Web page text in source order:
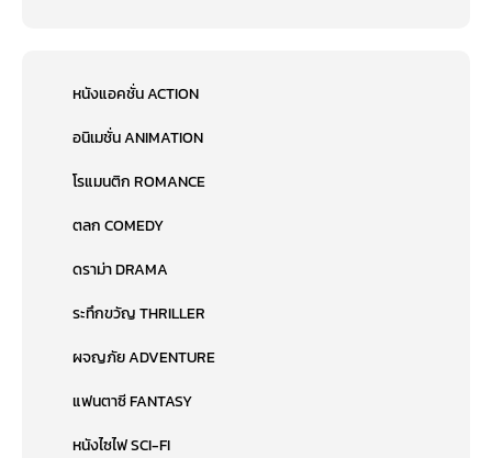
หนังแอคชั่น ACTION
อนิเมชั่น ANIMATION
โรแมนติก ROMANCE
ตลก COMEDY
ดราม่า DRAMA
ระทึกขวัญ THRILLER
ผจญภัย ADVENTURE
แฟนตาซี FANTASY
หนังไซไฟ SCI-FI